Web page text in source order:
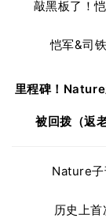
敲黑板了！
恺军&司
里程碑！ Nature
被回拨（返
Nature子
历史上